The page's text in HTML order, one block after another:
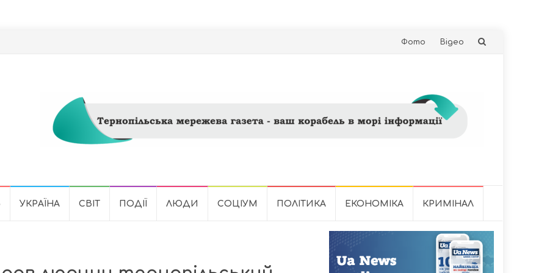
Skip
Фото Відео
УКРАЇНА СВІТ ПОДІЇ ЛЮДИ СОЦІУМ ПОЛІТИКА ЕКОНОМІКА КРИМІНАЛ